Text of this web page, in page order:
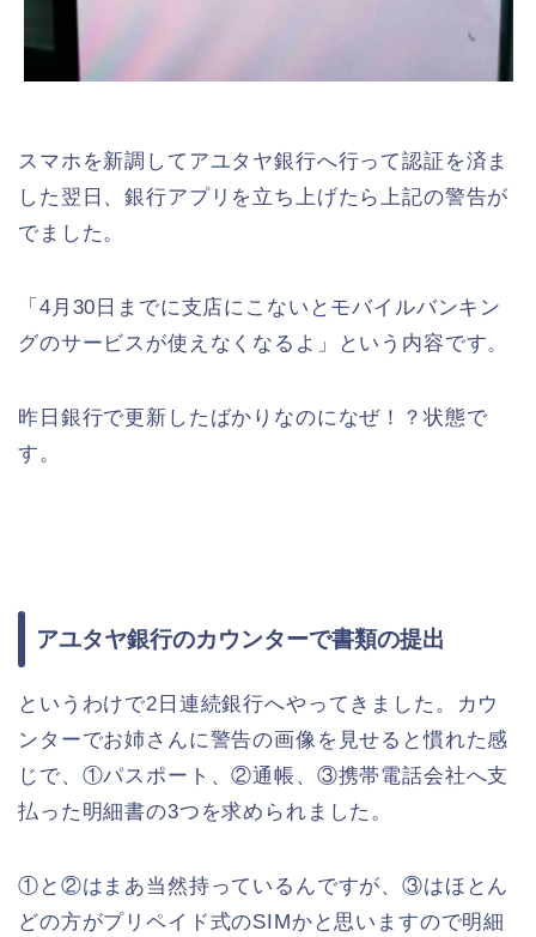
スマホを新調してアユタヤ銀行へ行って認証を済ま
した翌日、銀行アプリを立ち上げたら上記の警告が
でました。
「4月30日までに支店にこないとモバイルバンキン
グのサービスが使えなくなるよ」という内容です。
昨日銀行で更新したばかりなのになぜ！？状態で
す。
アユタヤ銀行のカウンターで書類の提出
というわけで2日連続銀行へやってきました。カウ
ンターでお姉さんに警告の画像を見せると慣れた感
じで、①パスポート、②通帳、③携帯電話会社へ支
払った明細書の3つを求められました。
①と②はまあ当然持っているんですが、③はほとん
どの方がプリペイド式のSIMかと思いますので明細